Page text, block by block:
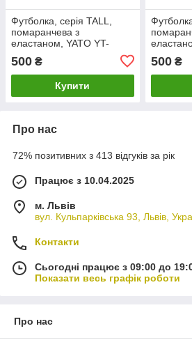
Футболка, серія TALL,
помаранчева з
еластаном, YATO YT-
500 ₴
Купити
500₴
Про нас
72% позитивних з 413 відгуків за рік
Працює з 10.04.2025
м. Львів
вул. Кульпарківська 93, Львів,
Контакти
Сьогодні працює з 09:00 до
Показати весь графік роботи
Про нас